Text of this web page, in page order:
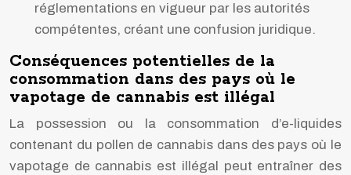
réglementations en vigueur par les autorités
compétentes, créant une confusion juridique.
Conséquences potentielles de la
consommation dans des pays où le
vapotage de cannabis est illégal
La possession ou la consommation d’e-liquides
contenant du pollen de cannabis dans des pays où le
vapotage de cannabis est illégal peut entraîner des